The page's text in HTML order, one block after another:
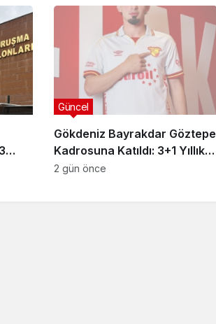
Gökdeniz Bayrakdar Göztepe
Kadrosuna Katıldı: 3+1 Yıllık
Anlaşma
Güncel
2 gün önce